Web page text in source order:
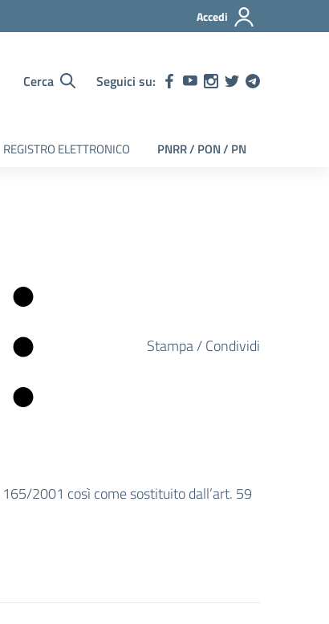
Accedi
Cerca Seguici su:
REGISTRO ELETTRONICO PNRR / PON / PN
Stampa / Condividi
2001 così come sostituito dall’art. 59